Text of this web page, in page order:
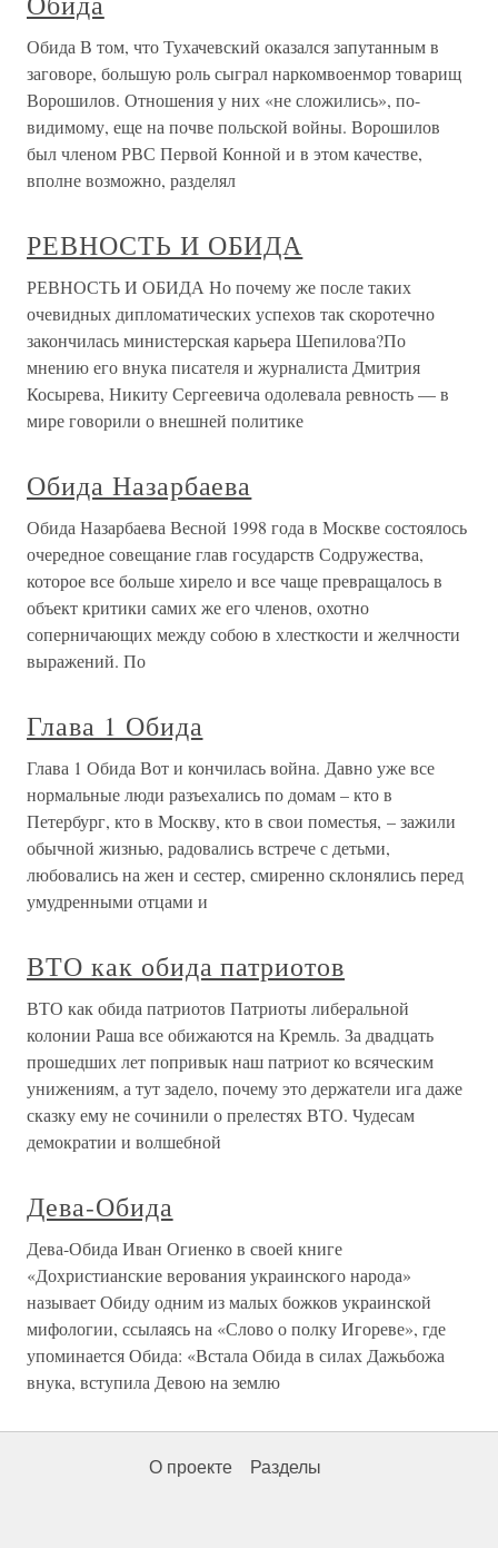
Обида В том, что Тухачевский оказался запутанным в
заговоре, большую роль сыграл наркомвоенмор товарищ
Ворошилов. Отношения у них «не сложились», по-
видимому, еще на почве польской войны. Ворошилов
был членом РВС Первой Конной и в этом качестве,
вполне возможно, разделял
РЕВНОСТЬ И ОБИДА
РЕВНОСТЬ И ОБИДА Но почему же после таких
очевидных дипломатических успехов так скоротечно
закончилась министерская карьера Шепилова?По
мнению его внука писателя и журналиста Дмитрия
Косырева, Никиту Сергеевича одолевала ревность — в
мире говорили о внешней политике
Обида Назарбаева
Обида Назарбаева Весной 1998 года в Москве состоялось
очередное совещание глав государств Содружества,
которое все больше хирело и все чаще превращалось в
объект критики самих же его членов, охотно
соперничающих между собою в хлесткости и желчности
выражений. По
Глава 1 Обида
Глава 1 Обида Вот и кончилась война. Давно уже все
нормальные люди разъехались по домам – кто в
Петербург, кто в Москву, кто в свои поместья, – зажили
обычной жизнью, радовались встрече с детьми,
любовались на жен и сестер, смиренно склонялись перед
умудренными отцами и
ВТО как обида патриотов
ВТО как обида патриотов Патриоты либеральной
колонии Раша все обижаются на Кремль. За двадцать
прошедших лет попривык наш патриот ко всяческим
унижениям, а тут задело, почему это держатели ига даже
сказку ему не сочинили о прелестях ВТО. Чудесам
демократии и волшебной
Дева-Обида
Дева-Обида Иван Огиенко в своей книге
«Дохристианские верования украинского народа»
называет Обиду одним из малых божков украинской
мифологии, ссылаясь на «Слово о полку Игореве», где
упоминается Обида: «Встала Обида в силах Дажьбожа
внука, вступила Девою на землю
О проекте Разделы